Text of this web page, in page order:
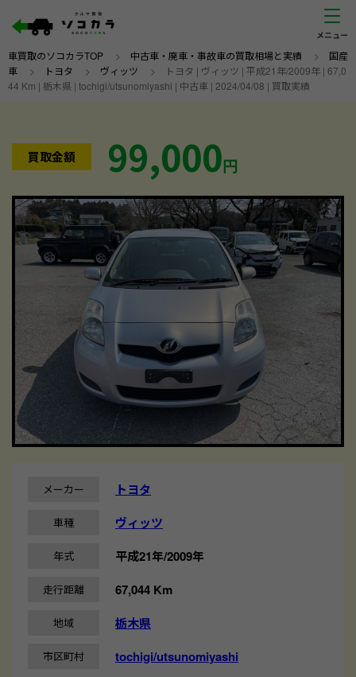
車買取のソコカラTOP > 中古車・廃車・事故車の買取相場と実績 > 国産
車 > トヨタ > ヴィッツ >
トヨタ | ヴィッツ | 平成21年/2009年 | 67,0
44 Km | 栃木県 | tochigi/utsunomiyashi | 中古車 | 2024/04/08 | 買取実績
買取金額 99,000円
メーカー トヨタ
車種 ヴィッツ
年式 平成21年/2009年
走行距離 67,044 Km
地域 栃木県
市区町村 tochigi/utsunomiyashi